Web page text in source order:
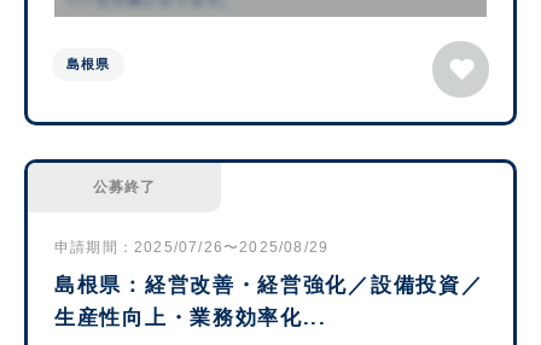
島根県
公募終了
申請期間：2025/07/26〜2025/08/29
島根県：経営改善・経営強化／設備投資／
生産性向上・業務効率化...